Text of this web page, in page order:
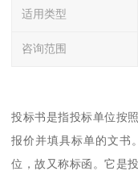
适用类型
咨询范围
投标书是指投标单位按
报价并填具标单的文书
位，故又称标函。它是